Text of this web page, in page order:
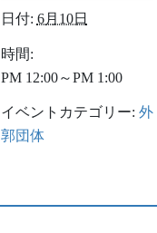
日付: 6月10日
時間:
PM 12:00～PM 1:00
イベントカテゴリー: 外
郭団体